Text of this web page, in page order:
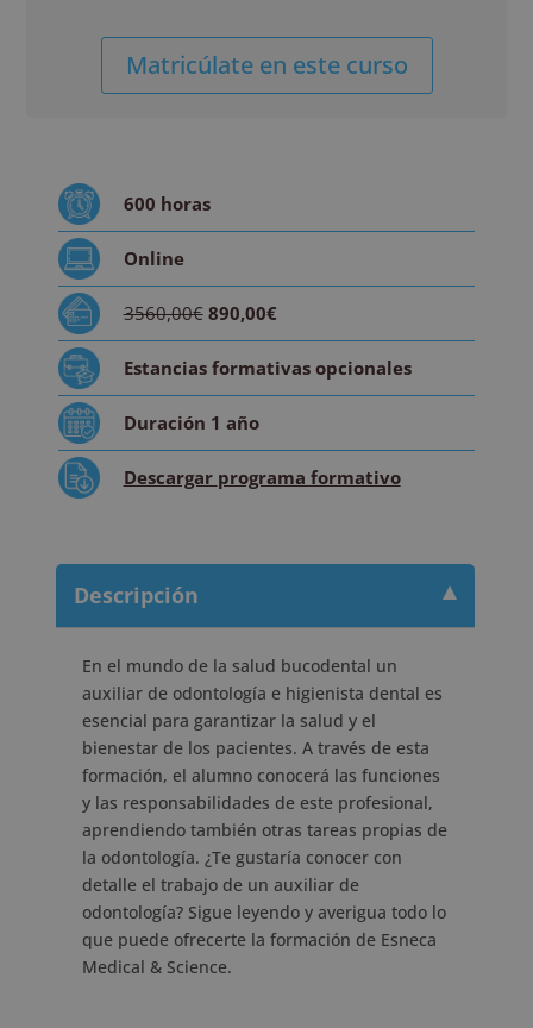
de
cantidad
Matricúlate en este curso
600 horas
Online
3560,00€ 890,00€
Estancias formativasopcionales
Duración 1 año
Descargar programa formativo
Descripción
En el mundo de la salud bucodental un
auxiliar de odontología e higienista dental es
esencial para garantizar la salud y el
bienestar de los pacientes. A través de esta
formación, el alumno conocerá las funciones
y las responsabilidades de este profesional,
aprendiendo también otras tareas propias de
la odontología. ¿Te gustaría conocer con
detalle el trabajo de un auxiliar de
odontología? Sigue leyendo y averigua todo lo
que puede ofrecerte la formación de Esneca
Medical & Science.